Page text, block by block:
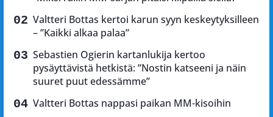
Valtteri Bottas kertoi karun syyn keskeytyksilleen
– ”Kaikki alkaa palaa”
Sebastien Ogierin kartanlukija kertoo
pysäyttävistä hetkistä: ”Nostin katseeni ja näin
suuret puut edessämme”
Valtteri Bottas nappasi paikan MM-kisoihin